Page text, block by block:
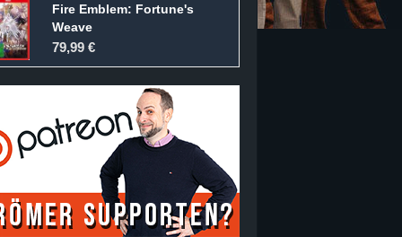
Fire Emblem: Fortune's
Weave
79,99 €